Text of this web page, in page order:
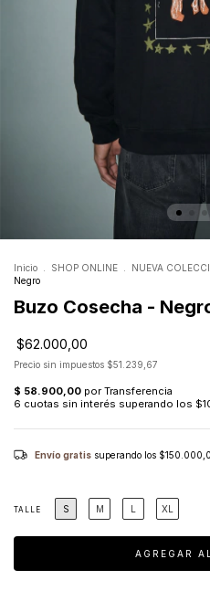
Inicio SHOP ONLINE NUEVA
Negro
Buzo Cosecha -
$62.000,00
Precio sin impuestos $51.239,67
Envío gratis superando los
TALLE S M L XL